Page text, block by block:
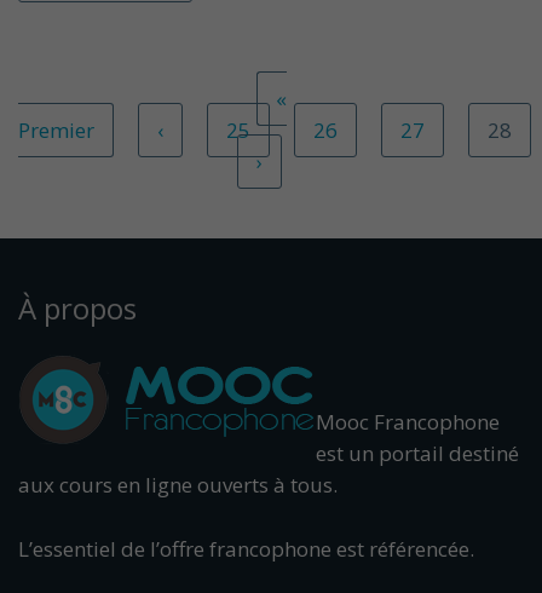
«
Premier
‹ 25 26 27
28
›
À propos
Mooc Francophone
est un portail destiné
aux cours en ligne ouverts à tous.
L’essentiel de l’offre francophone est référencée.